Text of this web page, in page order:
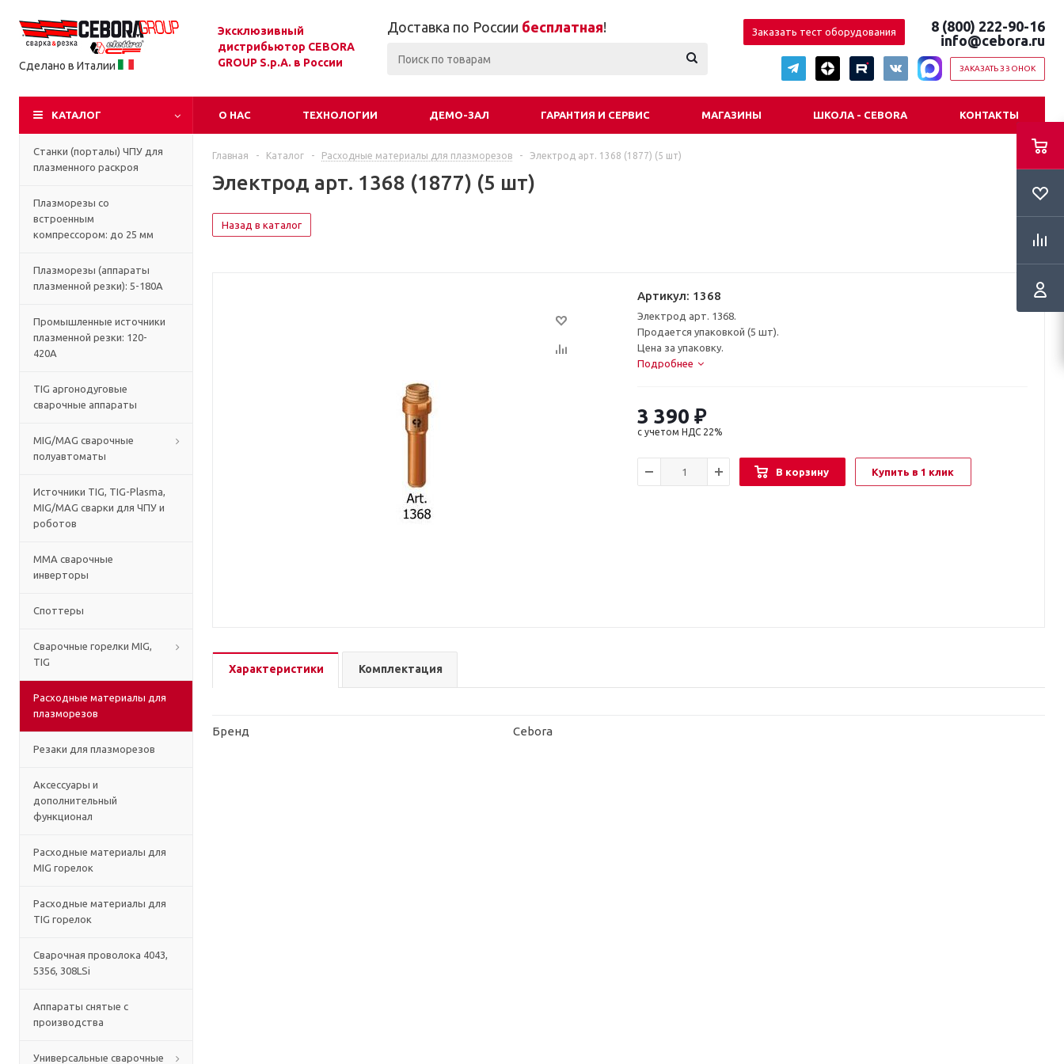
Сделано в Италии
Эксклюзивный
дистрибьютор CEBORA
GROUP S.p.A. в России
Доставка по России бесплатная! Заказать тест оборудования
8 (800) 222-90-16
info@cebora.ru
ЗАКАЗАТЬ ЗВОНОК
КАТАЛОГ О НАС ТЕХНОЛОГИИ ДЕМО-ЗАЛ ГАРАНТИЯ И СЕРВИС МАГАЗИНЫ ШКОЛА - CEBORA КОНТАКТЫ
Станки (порталы) ЧПУ для
плазменного раскроя
Плазморезы со
встроенным
компрессором: до 25 мм
Плазморезы (аппараты
плазменной резки): 5-180А
Промышленные источники
плазменной резки: 120-
420А
TIG аргонодуговые
сварочные аппараты
MIG/MAG сварочные
полуавтоматы
Источники TIG, TIG-Plasma,
MIG/MAG сварки для ЧПУ и
роботов
MMA сварочные
инверторы
Споттеры
Сварочные горелки MIG,
TIG
Расходные материалы для
плазморезов
Резаки для плазморезов
Аксессуары и
дополнительный
функционал
Расходные материалы для
MIG горелок
Расходные материалы для
TIG горелок
Сварочная проволока 4043,
5356, 308LSi
Аппараты снятые с
производства
Универсальные сварочные
Главная - Каталог - Расходные материалы для плазморезов - Электрод арт. 1368 (1877) (5 шт)
Электрод арт. 1368 (1877) (5 шт)
Назад в каталог
Артикул: 1368
Электрод арт. 1368.
Продается упаковкой (5 шт).
Цена за упаковку.
Подробнее
3 390 ₽
с учетом НДС 22%
В корзину Купить в 1 клик
Характеристики Комплектация
Бренд Cebora